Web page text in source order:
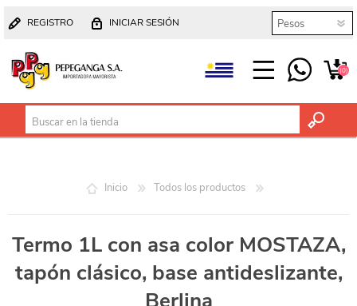
REGISTRO INICIAR SESIÓN
(0)
Inicio Todos los productos
Termo 1L con asa color MOSTAZA,
tapón clásico, base antideslizante,